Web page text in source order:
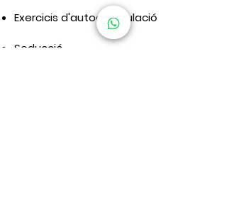
Exercicis d'autoestimulació
Seducció